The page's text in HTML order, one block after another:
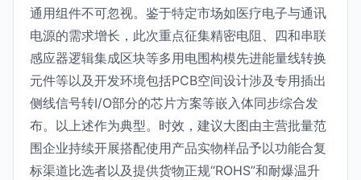
通用组件不可忽视。鉴于特定市场如医疗电子与通讯
电源的需求增长，此次重点征集精密电阻、四和串联
感应器逻辑集成区块等多用电围构模先进能量线转换
元件等以及开发环境包括PCB空间设计涉及专用插出
侧线信号转I/O部分的芯片方案等嵌入体同步综合发
布。以上述作为典型。时效，建议大图由主营批量范
围企业持续开展搭配使用产品实物样品予以功能合复
标渠道比选者以及提供货物正规“ROHS”和耐爆温升